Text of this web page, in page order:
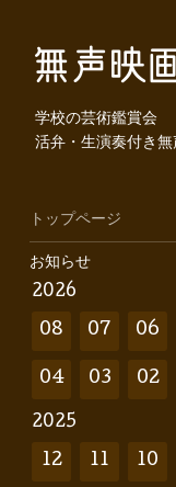
学校の芸術鑑賞会
活弁・生演奏付き
トップページ
お知らせ
2026
08 07 06
04 03 02
2025
12 11 10